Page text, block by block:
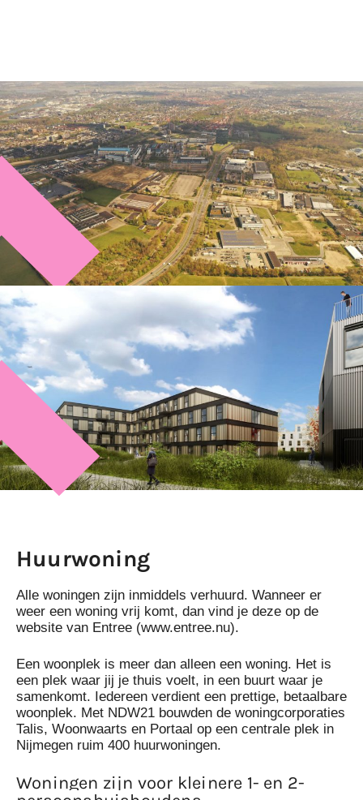
Huurwoning
Alle woningen zijn inmiddels verhuurd. Wanneer er
weer een woning vrij komt, dan vind je deze op de
website van Entree (www.entree.nu).
Een woonplek is meer dan alleen een woning. Het is
een plek waar jij je thuis voelt, in een buurt waar je
samenkomt. Iedereen verdient een prettige, betaalbare
woonplek. Met NDW21 bouwden de woningcorporaties
Talis, Woonwaarts en Portaal op een centrale plek in
Nijmegen ruim 400 huurwoningen.
Woningen zijn voor kleinere 1- en 2-